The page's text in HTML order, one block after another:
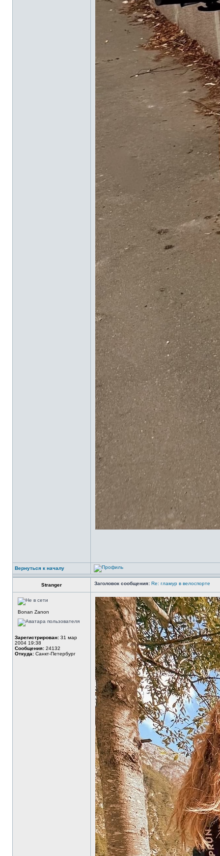
Вернуться к началу
Stranger Заголовок сообщения: Re: гламур в велоспорте
Bonan Zanon
Зарегистрирован: 31 мар
2004 19:38
Сообщения: 24132
Откуда: Санкт-Петербург